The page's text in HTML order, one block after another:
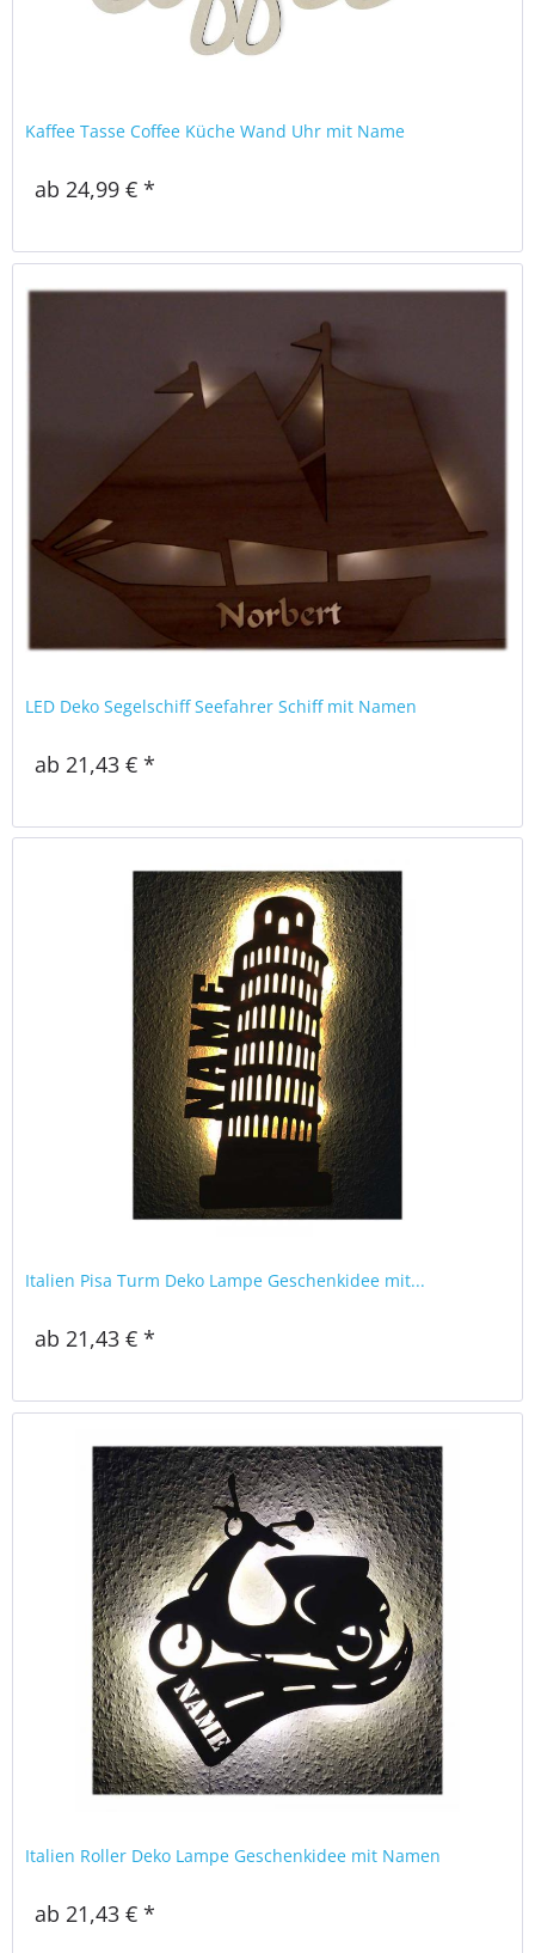
Kaffee Tasse Coffee Küche Wand Uhr mit Name
ab 24,99 € *
LED Deko Segelschiff Seefahrer Schiff mit Namen
ab 21,43 € *
Italien Pisa Turm Deko Lampe Geschenkidee mit...
ab 21,43 € *
Italien Roller Deko Lampe Geschenkidee mit Namen
ab 21,43 € *